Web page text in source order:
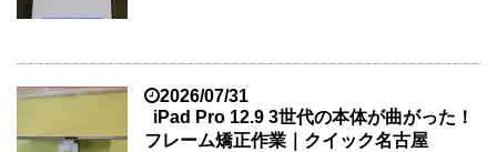
2026/07/31
iPad Pro 12.9 3世代の本体が曲がった！
フレーム矯正作業｜クイック名古屋